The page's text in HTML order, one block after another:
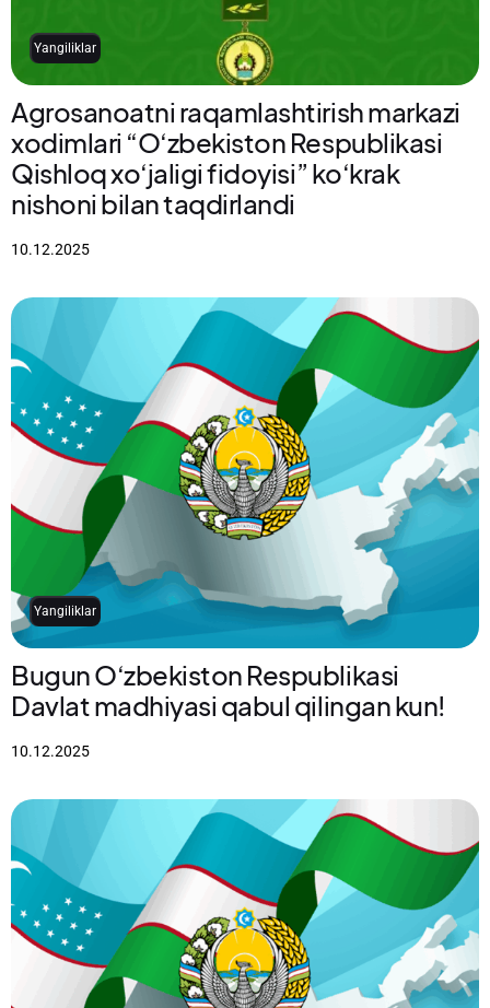
Yangiliklar
Agrosanoatni raqamlashtirish markazi
xodimlari “O‘zbekiston Respublikasi
Qishloq xo‘jaligi fidoyisi” ko‘krak
nishoni bilan taqdirlandi
10.12.2025
Yangiliklar
Bugun O‘zbekiston Respublikasi
Davlat madhiyasi qabul qilingan kun!
10.12.2025